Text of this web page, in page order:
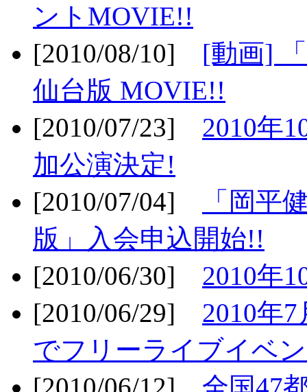
ントMOVIE!!
[2010/08/10] [動画]
仙台版 MOVIE!!
[2010/07/23] 2010年
加公演決定!
[2010/07/04]
「岡平
版」入会申込開始!!
[2010/06/30] 2010年
[2010/06/29] 2010年
でフリーライブイベ